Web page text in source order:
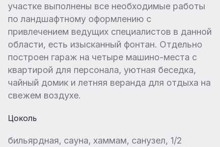
участке выполнены все необходимые работы
по ландшафтному оформлению с
привлечением ведущих специалистов в данной
области, есть изысканный фонтан. Отдельно
построен гараж на четыре машино-места с
квартирой для персонала, уютная беседка,
чайный домик и летняя веранда для отдыха на
свежем воздухе.
Цоколь
бильярдная, сауна, хаммам, санузел, 1/2